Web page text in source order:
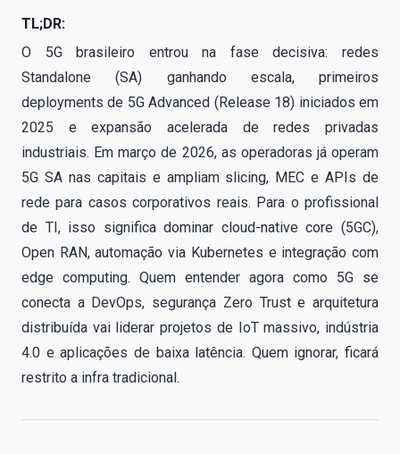
TL;DR:
O 5G brasileiro entrou na fase decisiva: redes
Standalone (SA) ganhando escala, primeiros
deployments de 5G Advanced (Release 18) iniciados em
2025 e expansão acelerada de redes privadas
industriais. Em março de 2026, as operadoras já operam
5G SA nas capitais e ampliam slicing, MEC e APIs de
rede para casos corporativos reais. Para o profissional
de TI, isso significa dominar cloud-native core (5GC),
Open RAN, automação via Kubernetes e integração com
edge computing. Quem entender agora como 5G se
conecta a DevOps, segurança Zero Trust e arquitetura
distribuída vai liderar projetos de IoT massivo, indústria
4.0 e aplicações de baixa latência. Quem ignorar, ficará
restrito a infra tradicional.